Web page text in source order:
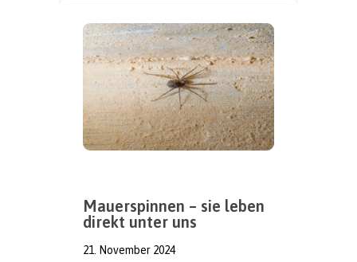
Mauerspinnen – sie leben
direkt unter uns
21. November 2024